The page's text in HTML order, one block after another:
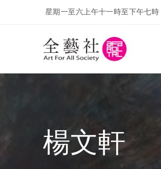
星期一至六上午十一時至下午七時
楊文軒